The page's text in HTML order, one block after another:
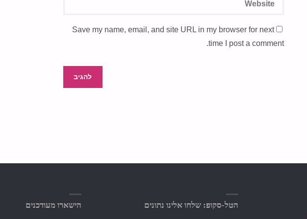
Save my name, email, and site URL in my browser for next
time I post a comment.
הטל-סקופ: שלחו אלינו נתונים הישארו מעודכנים